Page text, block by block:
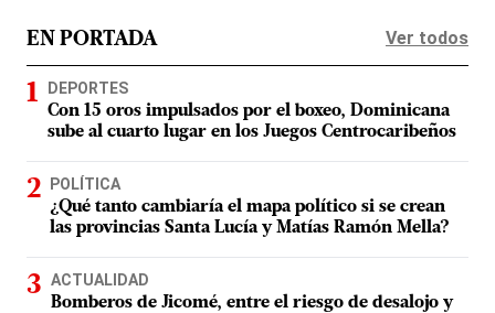
EN PORTADA Ver todos
DEPORTES
Con 15 oros impulsados por el boxeo, Dominicana
sube al cuarto lugar en los Juegos Centrocaribeños
POLÍTICA
¿Qué tanto cambiaría el mapa político si se crean
las provincias Santa Lucía y Matías Ramón Mella?
ACTUALIDAD
Bomberos de Jicomé, entre el riesgo de desalojo y